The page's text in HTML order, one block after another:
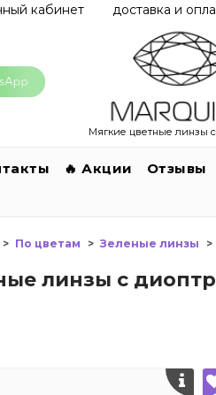
кабинет доставка и
Мягкие цветные линзы с
🔥 Акции Отзывы
По цветам Зеленые линзы
линзы с